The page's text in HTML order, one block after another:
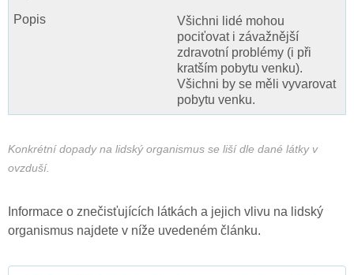
Všichni lidé mohou
pociťovat i závažnější
zdravotní problémy (i při
kratším pobytu venku).
Všichni by se měli vyvarovat
pobytu venku.
Konkrétní dopady na lidský organismus se liší dle dané látky v
ovzduší.
Informace o znečisťujících látkách a jejich vlivu na lidský
organismus najdete v níže uvedeném článku.